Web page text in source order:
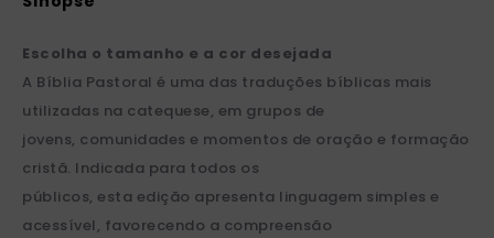
Escolha o tamanho e a cor desejada
A Bíblia Pastoral é uma das traduções bíblicas mais
utilizadas na catequese, em grupos de
jovens, comunidades e momentos de oração e formação
cristã. Indicada para todos os
públicos, esta edição apresenta linguagem simples e
acessível, favorecendo a compreensão